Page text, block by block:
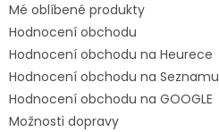
Mé oblíbené produkty
Hodnocení obchodu
Hodnocení obchodu na Heurece
Hodnocení obchodu na Seznamu
Hodnocení obchodu na GOOGLE
Možnosti dopravy